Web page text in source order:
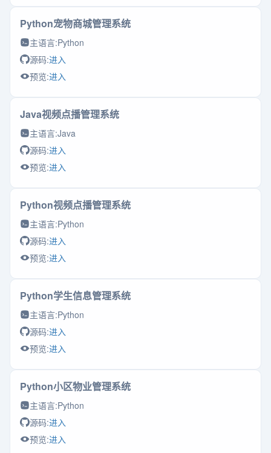
Python宠物商城管理系统
主语言:Python
源码:进入
预览:进入
Java视频点播管理系统
主语言:Java
源码:进入
预览:进入
Python视频点播管理系统
主语言:Python
源码:进入
预览:进入
Python学生信息管理系统
主语言:Python
源码:进入
预览:进入
Python小区物业管理系统
主语言:Python
源码:进入
预览:进入